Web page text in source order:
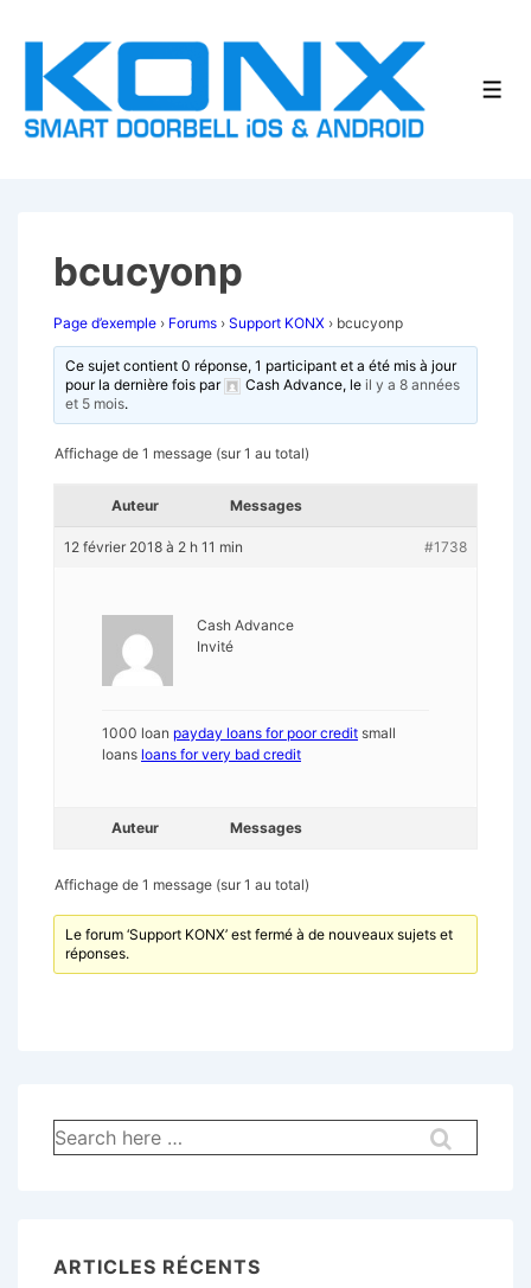
passer
contenu
bcucyonp
Page d’exemple › Forums › Support KONX › bcucyonp
Ce sujet contient 0 réponse, 1 participant et a été mis à jour
pour la dernière fois par
Cash Advance, leil y a 8 années
et 5 mois.
Affichage de 1 message (sur 1 au total)
Auteur Messages
12 février 2018 à 2 h 11 min #1738
Cash Advance
Invité
1000 loan payday loans for poor credit small
loans loans for very bad credit
Auteur Messages
Affichage de 1 message (sur 1 au total)
Le forum ‘Support KONX’ est fermé à de nouveaux sujets et
réponses.
Recherche
pour:
ARTICLES RÉCENTS